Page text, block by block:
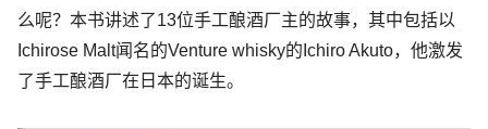
么呢？本书讲述了13位手工酿酒厂主的故事，其中包括以
Ichirose Malt闻名的Venture whisky的Ichiro Akuto，他激发
了手工酿酒厂在日本的诞生。